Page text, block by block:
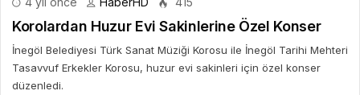
Korolardan Huzur Evi Sakinlerine Özel Konser
İnegöl Belediyesi Türk Sanat Müziği Korosu ile İnegöl Tarihi Mehteri
Tasavvuf Erkekler Korosu, huzur evi sakinleri için özel konser
düzenledi.